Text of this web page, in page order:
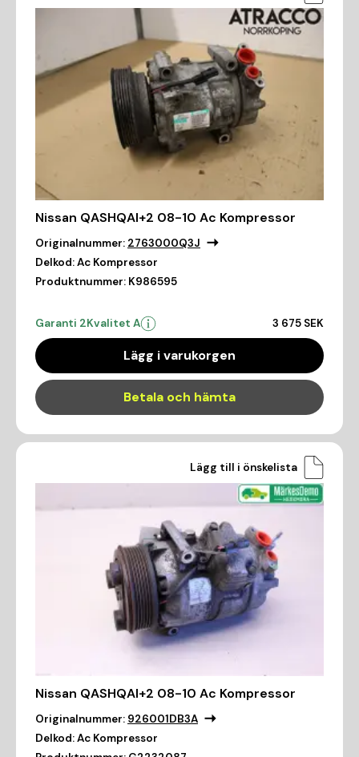
Nissan QASHQAI+2 08-10 Ac Kompressor
Originalnummer: 2763000Q3J
Delkod:Ac Kompressor
Produktnummer: K986595
Garanti 2Kvalitet A 3 675 SEK
Lägg i varukorgen
Betala och hämta
Lägg till i önskelista
Nissan QASHQAI+2 08-10 Ac Kompressor
Originalnummer: 926001DB3A
Delkod:Ac Kompressor